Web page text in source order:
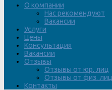
О компании
Нас рекомендуют
Вакансии
Услуги
Цены
Консультация
Вакансии
Отзывы
Отзывы от юр. лиц
Отзывы от физ. лиц
Контакты